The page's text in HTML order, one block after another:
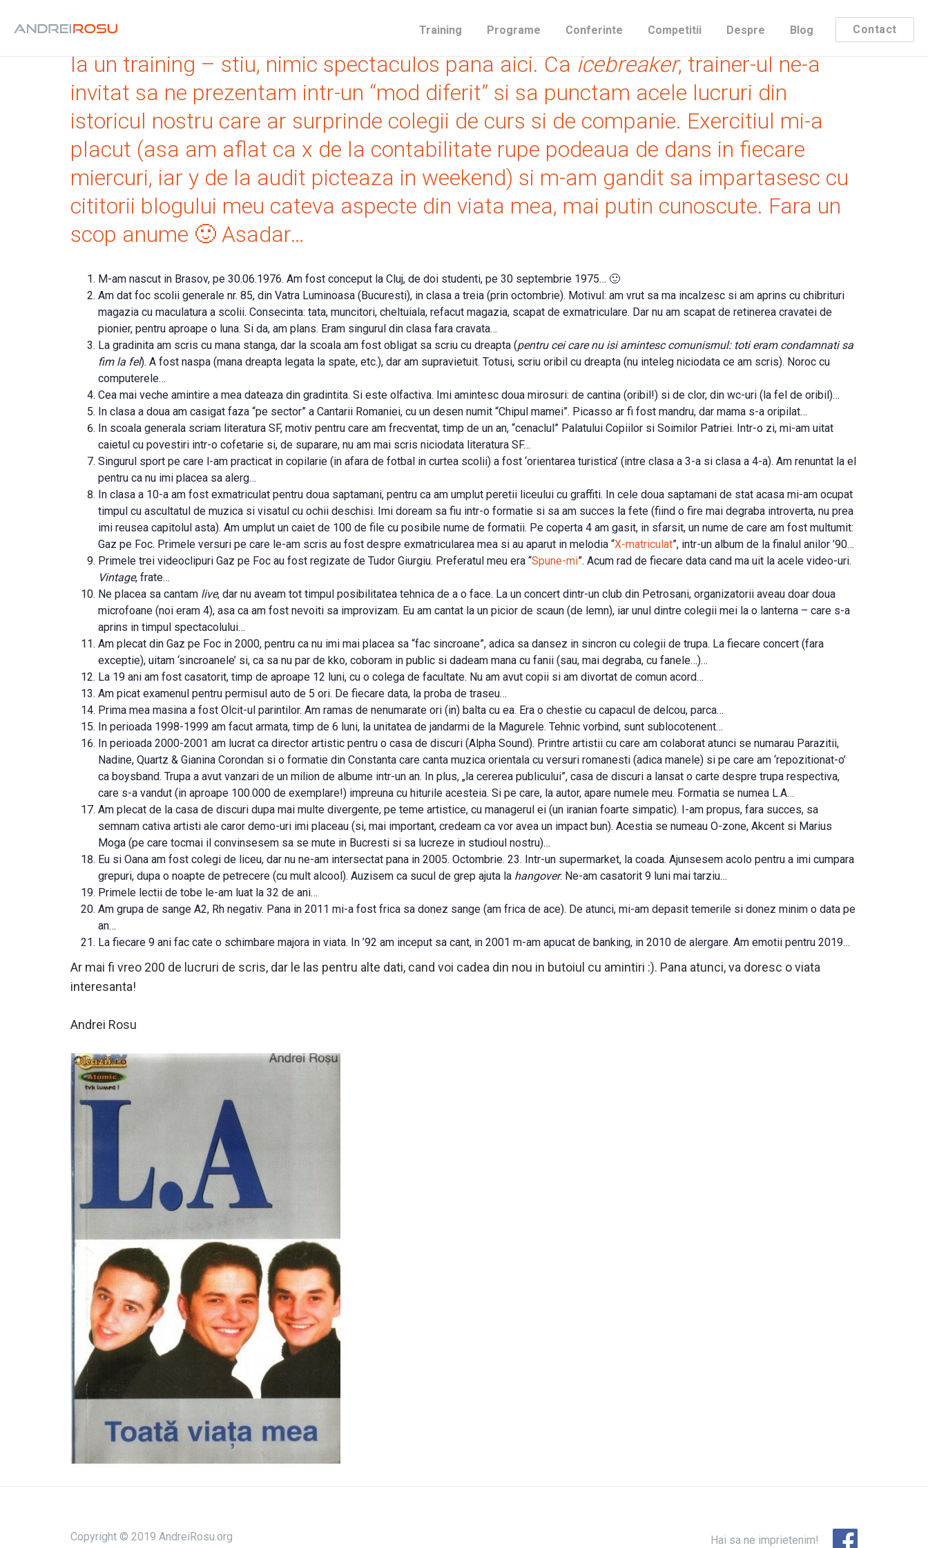
Training Programe Conferinte Competitii Despre Blog Contact
In urma cu cativa ani, pe vremea cand lucram intr-o companie de leasing, am fost
la un training – stiu, nimic spectaculos pana aici. Ca icebreaker, trainer-ul ne-a
invitat sa ne prezentam intr-un “mod diferit” si sa punctam acele lucruri din
istoricul nostru care ar surprinde colegii de curs si de companie. Exercitiul mi-a
placut (asa am aflat ca x de la contabilitate rupe podeaua de dans in fiecare
miercuri, iar y de la audit picteaza in weekend) si m-am gandit sa impartasesc cu
cititorii blogului meu cateva aspecte din viata mea, mai putin cunoscute. Fara un
scop anume 🙂 Asadar…
M-am nascut in Brasov, pe 30.06.1976. Am fost conceput la Cluj, de doi studenti, pe 30 septembrie 1975… 🙂
Am dat foc scolii generale nr. 85, din Vatra Luminoasa (Bucuresti), in clasa a treia (prin octombrie). Motivul: am vrut sa ma incalzesc si am aprins cu chibrituri
magazia cu maculatura a scolii. Consecinta: tata, muncitori, cheltuiala, refacut magazia, scapat de exmatriculare. Dar nu am scapat de retinerea cravatei de
pionier, pentru aproape o luna. Si da, am plans. Eram singurul din clasa fara cravata…
La gradinita am scris cu mana stanga, dar la scoala am fost obligat sa scriu cu dreapta (pentru cei care nu isi amintesc comunismul: toti eram condamnati sa
fim la fel). A fost naspa (mana dreapta legata la spate, etc.), dar am supravietuit. Totusi, scriu oribil cu dreapta (nu inteleg niciodata ce am scris). Noroc cu
computerele…
Cea mai veche amintire a mea dateaza din gradintita. Si este olfactiva. Imi amintesc doua mirosuri: de cantina (oribil!) si de clor, din wc-uri (la fel de oribil)…
In clasa a doua am casigat faza “pe sector” a Cantarii Romaniei, cu un desen numit “Chipul mamei”. Picasso ar fi fost mandru, dar mama s-a oripilat…
In scoala generala scriam literatura SF, motiv pentru care am frecventat, timp de un an, “cenaclul” Palatului Copiilor si Soimilor Patriei. Intr-o zi, mi-am uitat
caietul cu povestiri intr-o cofetarie si, de suparare, nu am mai scris niciodata literatura SF…
Singurul sport pe care l-am practicat in copilarie (in afara de fotbal in curtea scolii) a fost ‘orientarea turistica’ (intre clasa a 3-a si clasa a 4-a). Am renuntat la el
pentru ca nu imi placea sa alerg…
In clasa a 10-a am fost exmatriculat pentru doua saptamani, pentru ca am umplut peretii liceului cu graffiti. In cele doua saptamani de stat acasa mi-am ocupat
timpul cu ascultatul de muzica si visatul cu ochii deschisi. Imi doream sa fiu intr-o formatie si sa am succes la fete (fiind o fire mai degraba introverta, nu prea
imi reusea capitolul asta). Am umplut un caiet de 100 de file cu posibile nume de formatii. Pe coperta 4 am gasit, in sfarsit, un nume de care am fost multumit:
Gaz pe Foc. Primele versuri pe care le-am scris au fost despre exmatricularea mea si au aparut in melodia “X-matriculat”, intr-un album de la finalul anilor ’90…
Primele trei videoclipuri Gaz pe Foc au fost regizate de Tudor Giurgiu. Preferatul meu era “Spune-mi”. Acum rad de fiecare data cand ma uit la acele video-uri.
Vintage, frate…
Ne placea sa cantam live, dar nu aveam tot timpul posibilitatea tehnica de a o face. La un concert dintr-un club din Petrosani, organizatorii aveau doar doua
microfoane (noi eram 4), asa ca am fost nevoiti sa improvizam. Eu am cantat la un picior de scaun (de lemn), iar unul dintre colegii mei la o lanterna – care s-a
aprins in timpul spectacolului…
Am plecat din Gaz pe Foc in 2000, pentru ca nu imi mai placea sa “fac sincroane”, adica sa dansez in sincron cu colegii de trupa. La fiecare concert (fara
exceptie), uitam ‘sincroanele’ si, ca sa nu par de kko, coboram in public si dadeam mana cu fanii (sau, mai degraba, cu fanele…)…
La 19 ani am fost casatorit, timp de aproape 12 luni, cu o colega de facultate. Nu am avut copii si am divortat de comun acord…
Am picat examenul pentru permisul auto de 5 ori. De fiecare data, la proba de traseu…
Prima mea masina a fost Olcit-ul parintilor. Am ramas de nenumarate ori (in) balta cu ea. Era o chestie cu capacul de delcou, parca…
In perioada 1998-1999 am facut armata, timp de 6 luni, la unitatea de jandarmi de la Magurele. Tehnic vorbind, sunt sublocotenent…
In perioada 2000-2001 am lucrat ca director artistic pentru o casa de discuri (Alpha Sound). Printre artistii cu care am colaborat atunci se numarau Parazitii,
Nadine, Quartz & Gianina Corondan si o formatie din Constanta care canta muzica orientala cu versuri romanesti (adica manele) si pe care am ‘repozitionat-o’
ca boysband. Trupa a avut vanzari de un milion de albume intr-un an. In plus, „la cererea publicului”, casa de discuri a lansat o carte despre trupa respectiva,
care s-a vandut (in aproape 100.000 de exemplare!) impreuna cu hiturile acesteia. Si pe care, la autor, apare numele meu. Formatia se numea L.A…
Am plecat de la casa de discuri dupa mai multe divergente, pe teme artistice, cu managerul ei (un iranian foarte simpatic). I-am propus, fara succes, sa
semnam cativa artisti ale caror demo-uri imi placeau (si, mai important, credeam ca vor avea un impact bun). Acestia se numeau O-zone, Akcent si Marius
Moga (pe care tocmai il convinsesem sa se mute in Bucresti si sa lucreze in studioul nostru)…
Eu si Oana am fost colegi de liceu, dar nu ne-am intersectat pana in 2005. Octombrie. 23. Intr-un supermarket, la coada. Ajunsesem acolo pentru a imi cumpara
grepuri, dupa o noapte de petrecere (cu mult alcool). Auzisem ca sucul de grep ajuta la hangover. Ne-am casatorit 9 luni mai tarziu…
Primele lectii de tobe le-am luat la 32 de ani…
Am grupa de sange A2, Rh negativ. Pana in 2011 mi-a fost frica sa donez sange (am frica de ace). De atunci, mi-am depasit temerile si donez minim o data pe
an…
La fiecare 9 ani fac cate o schimbare majora in viata. In ’92 am inceput sa cant, in 2001 m-am apucat de banking, in 2010 de alergare. Am emotii pentru 2019…
Ar mai fi vreo 200 de lucruri de scris, dar le las pentru alte dati, cand voi cadea din nou in butoiul cu amintiri :). Pana atunci, va doresc o viata
interesanta!
Andrei Rosu
Copyright © 2019 AndreiRosu.org
Hai sa ne imprietenim!